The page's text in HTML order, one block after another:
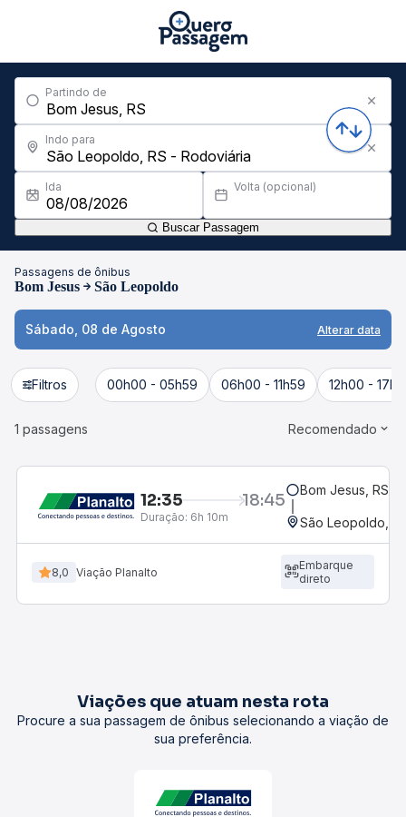
Partindo de
Indo para
Ida Volta (opcional)
Buscar Passagem
Passagens de ônibus
Bom Jesus São Leopoldo
Sábado, 08 de Agosto Alterar data
Filtros 00h00 - 05h59 06h00 - 11h59 12h00 -
1 passagens Recomendado
12:35 18:45
Duração: 6h 10m
Bom Jesus, RS
São Leopoldo,
8,0 Viação Planalto
Embarque
direto
Viações que atuam nesta rota
Procure a sua passagem de ônibus selecionando a viação de
sua preferência.